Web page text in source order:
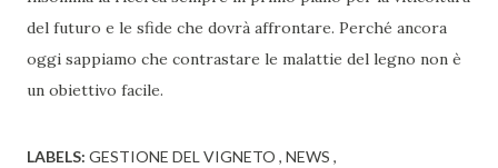
del futuro e le sfide che dovrà affrontare. Perché ancora
oggi sappiamo che contrastare le malattie del legno non è
un obiettivo facile.
LABELS: GESTIONE DEL VIGNETO NEWS